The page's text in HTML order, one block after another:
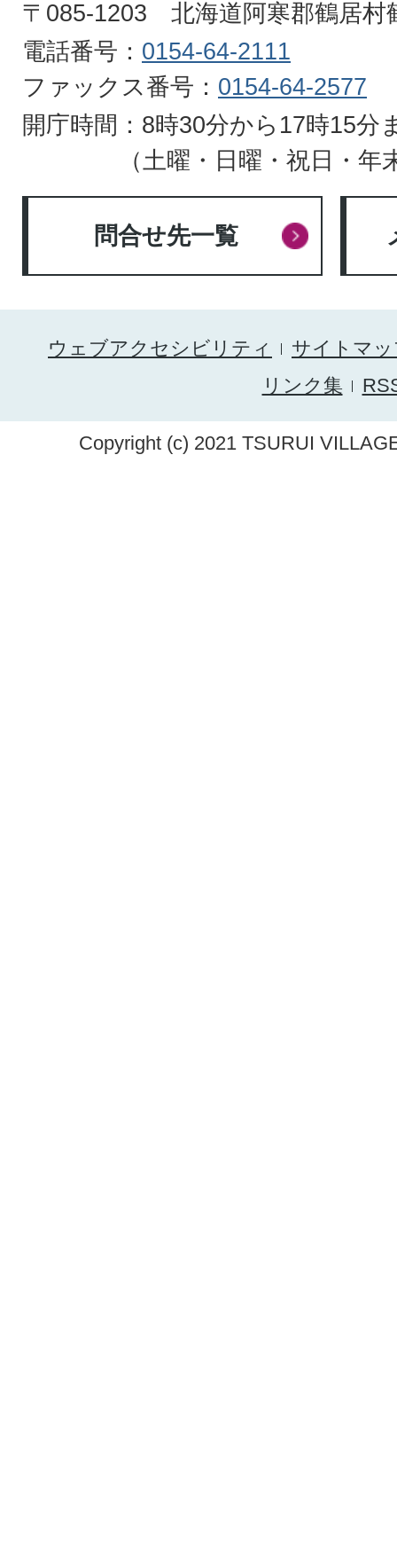
〒085-1203 北海道阿寒郡鶴居村
電話番号： 0154-64-2111
ファックス番号： 0154-64-2577
開庁時間：8時30分から17時15分
（土曜・日曜・祝日・年
問合せ先一覧
ウェブアクセシビリティ
サイトマ
リンク集
Copyright (c) 2021 TSURUI